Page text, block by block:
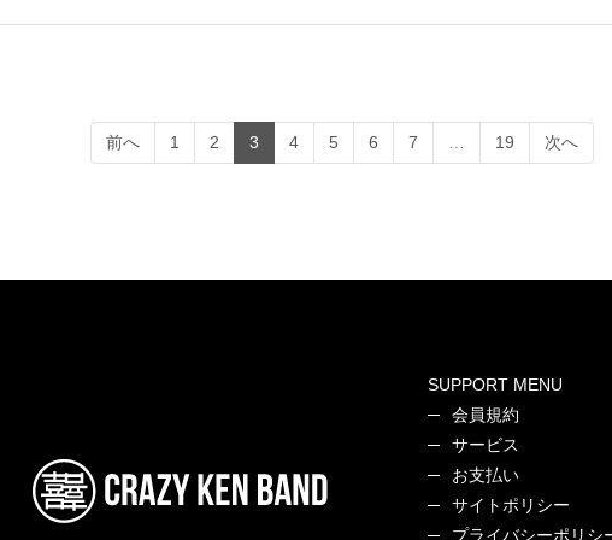
前へ 1 2 3 (current)
4 5 6 7 19 次へ
SUPPORT MENU
会員規約
サービス
お支払い
サイトポリシー
プライバシーポリシ